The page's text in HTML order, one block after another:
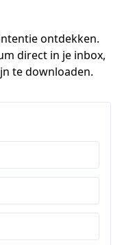
ontdekken.
direct in je inbox,
te downloaden.